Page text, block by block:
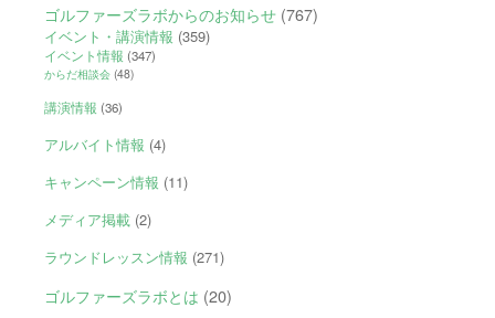
ゴルファーズラボからのお知らせ(767)
イベント・講演情報 (359)
イベント情報 (347)
からだ相談会(48)
講演情報 (36)
アルバイト情報 (4)
キャンペーン情報 (11)
メディア掲載(2)
ラウンドレッスン情報 (271)
ゴルファーズラボとは (20)